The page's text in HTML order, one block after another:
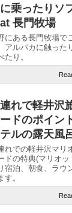
乗ったりソ
at 長門牧場
にある長門牧場で
アルパカに触った
たり。
れで軽井沢
ドのポイン
ルの露天風
れでの軽井沢マリ
ドの特典(マリオ
宿泊、朝食、ラウ
す。